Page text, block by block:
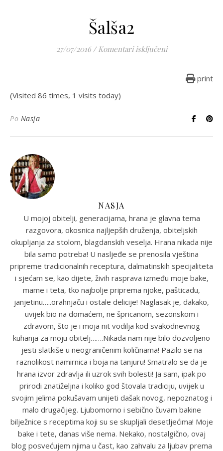
Šalša2
27/07/2016 / Komentari isključeniza Šalša2
print
(Visited 86 times, 1 visits today)
Po Nasja
NASJA
U mojoj obitelji, generacijama, hrana je glavna tema
razgovora, okosnica najljepših druženja, obiteljskih
okupljanja za stolom, blagdanskih veselja. Hrana nikada nije
bila samo potreba! U nasljeđe se prenosila vještina
pripreme tradicionalnih receptura, dalmatinskih specijaliteta
i sjećam se, kao dijete, živih rasprava između moje bake,
mame i teta, tko najbolje priprema njoke, pašticadu,
janjetinu…..orahnjaču i ostale delicije! Naglasak je, dakako,
uvijek bio na domaćem, ne špricanom, sezonskom i
zdravom, što je i moja nit vodilja kod svakodnevnog
kuhanja za moju obitelj…….Nikada nam nije bilo dozvoljeno
jesti slatkiše u neograničenim količinama! Pazilo se na
raznolikost namirnica i boja na tanjuru! Smatralo se da je
hrana izvor zdravlja ili uzrok svih bolesti! Ja sam, ipak po
prirodi znatiželjna i koliko god štovala tradiciju, uvijek u
svojim jelima pokušavam unijeti dašak novog, nepoznatog i
malo drugačijeg. Ljubomorno i sebično čuvam bakine
bilježnice s receptima koji su se skupljali desetljećima! Moje
bake i tete, danas više nema. Nekako, nostalgično, ovaj
blog posvećujem njima u čast, kao zahvalu za ljubav prema